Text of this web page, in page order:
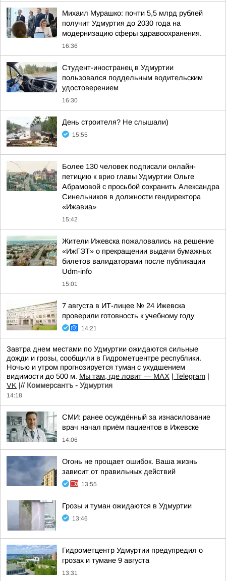
Михаил Мурашко: почти 5,5 млрд рублей
получит Удмуртия до 2030 года на
модернизацию сферы здравоохранения.
16:36
Студент-иностранец в Удмуртии
пользовался поддельным водительским
удостоверением
16:30
День строителя? Не слышали)
15:55
Более 130 человек подписали онлайн-
петицию к врио главы Удмуртии Ольге
Абрамовой с просьбой сохранить Александра
Синельников в должности гендиректора
«Ижавиа»
15:42
Жители Ижевска пожаловались на решение
«ИжГЭТ» о прекращении выдачи бумажных
билетов валидаторами после публикации
Udm-info
15:01
7 августа в ИТ-лицее № 24 Ижевска
проверили готовность к учебному году
14:21
Завтра днем местами по Удмуртии ожидаются сильные
дожди и грозы, сообщили в Гидрометцентре республики.
Ночью и утром прогнозируется туман с ухудшением
видимости до 500 м. Мы там, где ловит — MAX | Telegram |
VK |// Коммерсантъ - Удмуртия
14:18
СМИ: ранее осуждённый за изнасилование
врач начал приём пациентов в Ижевске
14:06
Огонь не прощает ошибок. Ваша жизнь
зависит от правильных действий
13:55
Грозы и туман ожидаются в Удмуртии
13:46
Гидрометцентр Удмуртии предупредил о
грозах и тумане 9 августа
13:31